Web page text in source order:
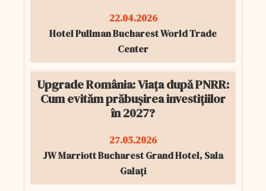
22.04.2026
Hotel Pullman Bucharest World Trade
Center
Upgrade România: Viața după PNRR:
Cum evităm prăbușirea investițiilor
în 2027?
27.05.2026
JW Marriott Bucharest Grand Hotel, Sala
Galați